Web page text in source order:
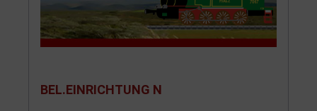
BEL.EINRICHTUNG N